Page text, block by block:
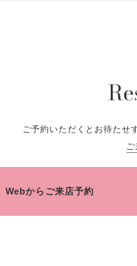
ご予約いただくとお待たせ
Webからご来店予約